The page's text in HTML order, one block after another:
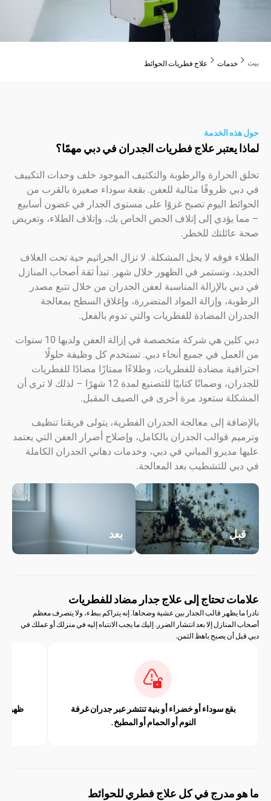
خدمات علاج فطريات الحوائط
الخدمة
يعتبر علاج فطريات الجدران في دبي مهمًا؟
والرطوبة والتكثيف الموجود خلف وحدات التكييف
ظروفًا مثالية للعفن. بقعة سوداء صغيرة بالقرب من
اليوم تصبح غزوًا على مستوى الجدار في غضون أسابيع
إلى إتلاف الجص الخاص بك، وإتلاف الطلاء، وتعريض
للخطر.
فوقه لا يحل المشكلة. لا تزال الجراثيم حية تحت الغلاف
وتستمر في الظهور خلال شهر. تبدأ ثقة أصحاب المنازل
بالإزالة المناسبة لعفن الجدران من خلال تتبع مصدر
وإزالة المواد المتضررة، وإغلاق السطح بمعالجة
المضادة للفطريات والتي تدوم بالفعل.
دبي كلين هي شركة متخصصة في إزالة العفن ولديها 10 سنوات
في جميع أنحاء دبي. تستخدم كل وظيفة حلولًا
مضادة للفطريات، وطلاءًا ممتازًا مضادًا للفطريات
للجدران، وضمانًا كتابيًا للتصنيع لمدة 12 شهرًا – لذلك لا ترى أن
ستعود مرة أخرى في الصيف المقبل.
إلى معالجة الجدران الفطرية، يتولى فريقنا تنظيف
قوالب الجدران بالكامل، وإصلاح أضرار العفن التي يعتمد
مديرو المباني في دبي، وخدمات دهاني الجدران الكاملة
للتشطيب بعد المعالجة.
بعد
تحتاج إلى علاج جدار مضاد للفطريات
يظهر قالب الجدار بين عشية وضحاها. إنه يتراكم ببطء، ولا يتصرف معظم
إلا بعد انتشار الضرر. إليك ما يجب الانتباه إليه في منزلك أو عملك في
أن يصبح باهظ الثمن.
بقع سوداء أو خضراء أو بنية تنتشر عبر جدران غرفة
النوم أو الحمام أو المطبخ.
ظهور فقاعات
مدرج في كل علاج فطري للحوائط